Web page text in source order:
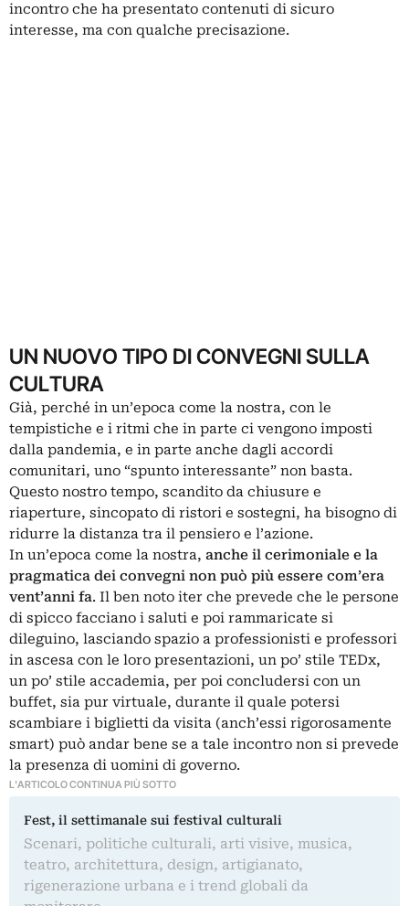
incontro che ha presentato contenuti di sicuro
interesse, ma con qualche precisazione.
UN NUOVO TIPO DI CONVEGNI SULLA
CULTURA
Già, perché in un’epoca come la nostra, con le
tempistiche e i ritmi che in parte ci vengono imposti
dalla pandemia, e in parte anche dagli accordi
comunitari, uno “spunto interessante” non basta.
Questo nostro tempo, scandito da chiusure e
riaperture, sincopato di ristori e sostegni, ha bisogno di
ridurre la distanza tra il pensiero e l’azione.
In un’epoca come la nostra, anche il cerimoniale e la
pragmatica dei convegni non può più essere com’era
vent’anni fa. Il ben noto iter che prevede che le persone
di spicco facciano i saluti e poi rammaricate si
dileguino, lasciando spazio a professionisti e professori
in ascesa con le loro presentazioni, un po’ stile TEDx,
un po’ stile accademia, per poi concludersi con un
buffet, sia pur virtuale, durante il quale potersi
scambiare i biglietti da visita (anch’essi rigorosamente
smart) può andar bene se a tale incontro non si prevede
la presenza di uomini di governo.
L'ARTICOLO CONTINUA PIÙ SOTTO
Fest, il settimanale sui festival culturali
Scenari, politiche culturali, arti visive, musica,
teatro, architettura, design, artigianato,
rigenerazione urbana e i trend globali da